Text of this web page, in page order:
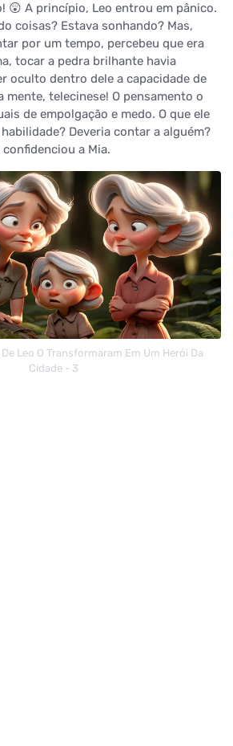
😲 A princípio, Leo entrou em pânico.
coisas? Estava sonhando? Mas,
por um tempo, percebeu que era
tocar a pedra brilhante havia
oculto dentro dele a capacidade de
mente, telecinese! O pensamento o
de empolgação e medo. O que ele
Deveria contar a alguém?
a Mia.
Leo O Transformaram Em Um Herói Da
Cidade - 3